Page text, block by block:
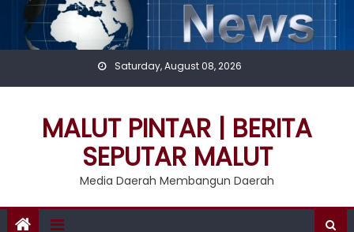
content
Saturday, August 08, 2026
MALUT PINTAR | BERITA
SEPUTAR MALUT
Media Daerah Membangun Daerah